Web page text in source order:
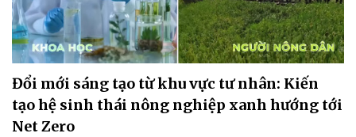
Đổi mới sáng tạo từ khu vực tư nhân: Kiến
tạo hệ sinh thái nông nghiệp xanh hướng tới
Net Zero